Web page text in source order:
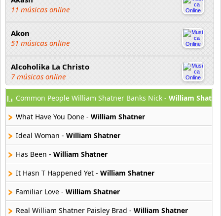
11 músicas online
Akon
51 músicas online
Alcoholika La Christo
7 músicas online
Atajo
22 músicas online
Banane Metalik
26 músicas online
16 músicas online
Beady Eye
16 músicas online
Common People William Shatner Banks Nick - William
What Have You Done - William Shatner
Ideal Woman - William Shatner
Has Been - William Shatner
It Hasn T Happened Yet - William Shatner
Familiar Love - William Shatner
Real William Shatner Paisley Brad - William Shatner